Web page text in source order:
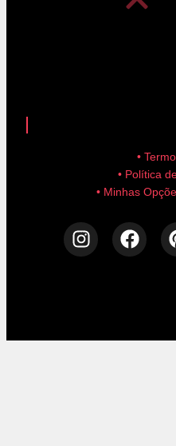
•
• Política
• Minhas